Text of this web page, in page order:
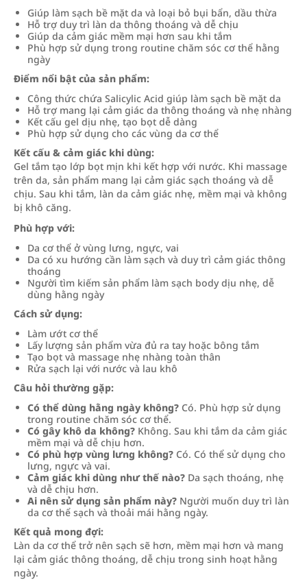
Giúp làm sạch bề mặt da và loại bỏ bụi bẩn, dầu thừa
Hỗ trợ duy trì làn da thông thoáng và dễ chịu
Giúp da cảm giác mềm mại hơn sau khi tắm
Phù hợp sử dụng trong routine chăm sóc cơ thể hằng
ngày
Điểm nổi bật của sản phẩm:
Công thức chứa Salicylic Acid giúp làm sạch bề mặt da
Hỗ trợ mang lại cảm giác da thông thoáng và nhẹ nhàng
Kết cấu gel dịu nhẹ, tạo bọt dễ dàng
Phù hợp sử dụng cho các vùng da cơ thể
Kết cấu & cảm giác khi dùng:
Gel tắm tạo lớp bọt mịn khi kết hợp với nước. Khi massage
trên da, sản phẩm mang lại cảm giác sạch thoáng và dễ
chịu. Sau khi tắm, làn da cảm giác nhẹ, mềm mại và không
bị khô căng.
Phù hợp với:
Da cơ thể ở vùng lưng, ngực, vai
Da có xu hướng cần làm sạch và duy trì cảm giác thông
thoáng
Người tìm kiếm sản phẩm làm sạch body dịu nhẹ, dễ
dùng hằng ngày
Cách sử dụng:
Làm ướt cơ thể
Lấy lượng sản phẩm vừa đủ ra tay hoặc bông tắm
Tạo bọt và massage nhẹ nhàng toàn thân
Rửa sạch lại với nước và lau khô
Câu hỏi thường gặp:
Có thể dùng hằng ngày không? Có. Phù hợp sử dụng
trong routine chăm sóc cơ thể.
Có gây khô da không? Không. Sau khi tắm da cảm giác
mềm mại và dễ chịu hơn.
Có phù hợp vùng lưng không? Có. Có thể sử dụng cho
lưng, ngực và vai.
Cảm giác khi dùng như thế nào? Da sạch thoáng, nhẹ
và dễ chịu hơn.
Ai nên sử dụng sản phẩm này? Người muốn duy trì làn
da cơ thể sạch và thoải mái hằng ngày.
Kết quả mong đợi:
Làn da cơ thể trở nên sạch sẽ hơn, mềm mại hơn và mang
lại cảm giác thông thoáng, dễ chịu trong sinh hoạt hằng
ngày.